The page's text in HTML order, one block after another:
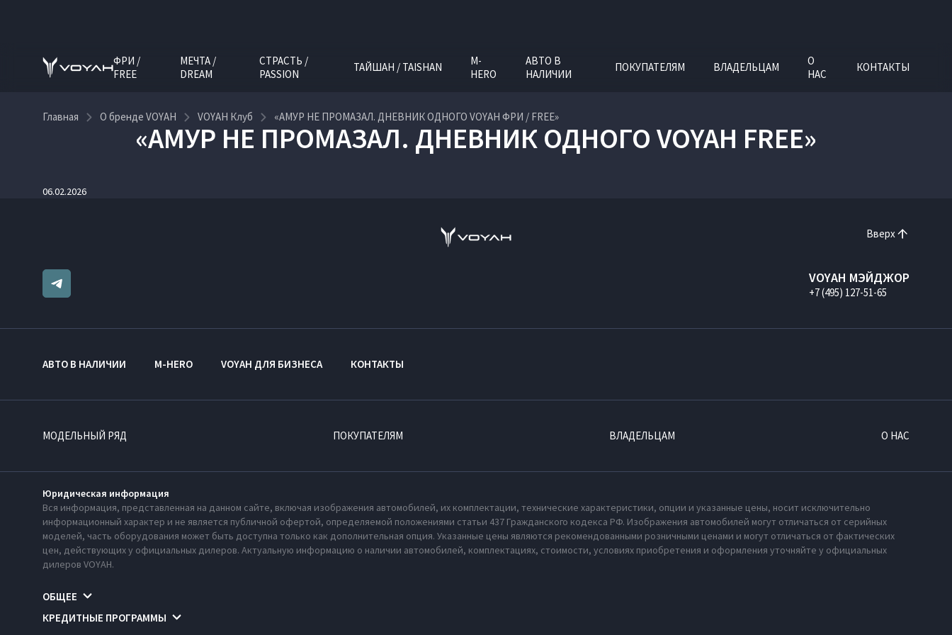
ФРИ /
FREE
МЕЧТА /
DREAM
СТРАСТЬ /
PASSION
ТАЙШАН / TAISHAN
M-
HERO
АВТО В
НАЛИЧИИ
ПОКУПАТЕЛЯМ ВЛАДЕЛЬЦАМ
О
НАС
КОНТАКТЫ
Главная О бренде VOYAH VOYAH Клуб «АМУР НЕ ПРОМАЗАЛ. ДНЕВНИК ОДНОГО VOYAH ФРИ / FREE»
«АМУР НЕ ПРОМАЗАЛ. ДНЕВНИК ОДНОГО VOYAH FREE»
06.02.2026
Вверх
VOYAH МЭЙДЖОР
+7 (495) 127-51-65
АВТО В НАЛИЧИИ M-HERO VOYAH ДЛЯ БИЗНЕСА КОНТАКТЫ
МОДЕЛЬНЫЙ РЯД ПОКУПАТЕЛЯМ ВЛАДЕЛЬЦАМ О НАС
Юридическая информация
Вся информация, представленная на данном сайте, включая изображения автомобилей, их комплектации, технические характеристики, опции и указанные цены, носит исключительно
информационный характер и не является публичной офертой, определяемой положениями статьи 437 Гражданского кодекса РФ. Изображения автомобилей могут отличаться от серийных
моделей, часть оборудования может быть доступна только как дополнительная опция. Указанные цены являются рекомендованными розничными ценами и могут отличаться от фактических
цен, действующих у официальных дилеров. Актуальную информацию о наличии автомобилей, комплектациях, стоимости, условиях приобретения и оформления уточняйте у официальных
дилеров VOYAH.
ОБЩЕЕ
КРЕДИТНЫЕ ПРОГРАММЫ